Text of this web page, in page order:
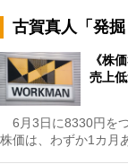
古賀真人「発掘
《株
売上
6月3日に8330円を
株価は、わずか1カ月